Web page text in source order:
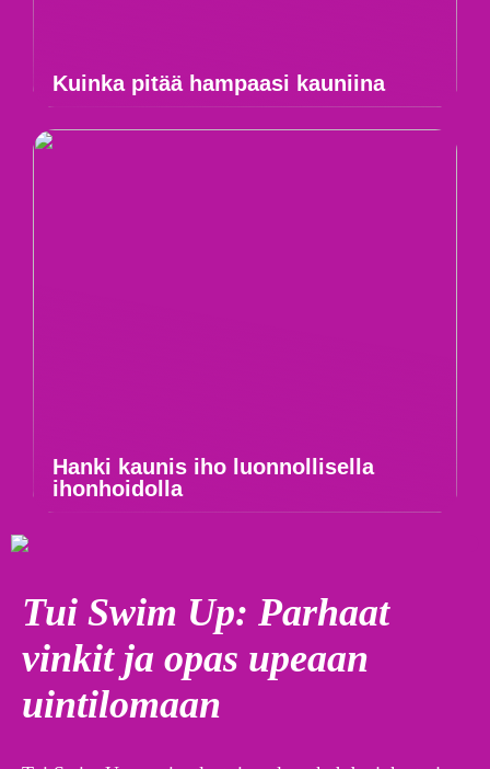
Kuinka pitää hampaasi kauniina
Hanki kaunis iho luonnollisella
ihonhoidolla
Tui Swim Up: Parhaat
vinkit ja opas upeaan
uintilomaan